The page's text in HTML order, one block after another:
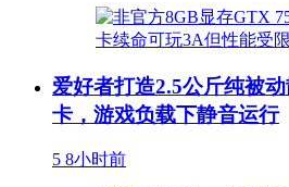
爱好者打造2.5公斤纯被
卡，游戏负载下静音运行
5 8小时前